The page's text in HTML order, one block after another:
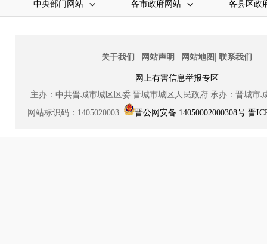
中央部门网站 各市政府网站 各县区政
关于我们 | 网站声明 | 网站地图 | 联系我们
网上有害信息举报专区
主办：中共晋城市城区区委 晋城市城区人民政府 承办：晋城市
网站标识码：1405020003
晋公网安备 14050002000308号 晋